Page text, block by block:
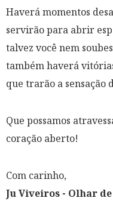
Haverá momentos
servirão para abrir
talvez você nem
também haverá
que trarão a sensação
Que possamos
coração aberto!
Com carinho,
Ju Viveiros - Olhar